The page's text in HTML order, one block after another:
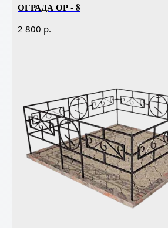
ОГРАДА ОР - 8
2 800 р.